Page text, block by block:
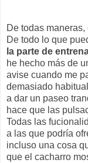
De todas
De todo lo que
la parte de
he hecho más de
avise cuando me
demasiado
a dar un paseo
hace que las
Todas las
a las que podría
incluso una cosa
que el cacharro